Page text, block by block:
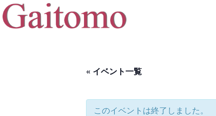
« イベント一覧
このイベントは終了しました。